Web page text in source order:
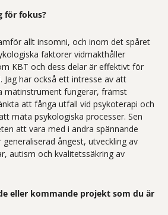
för fokus?
allt insomni, och inom det spåret
faktorer vidmakthåller
KBT och dess delar är effektivt för
Jag har också ett intresse av att
mätinstrument fungerar, främst
att fånga utfall vid psykoterapi och
mäta psykologiska processer. Sen
att vara med i andra spännande
ångest, utveckling av
autism och kvalitetssäkring av
eller kommande projekt som du är